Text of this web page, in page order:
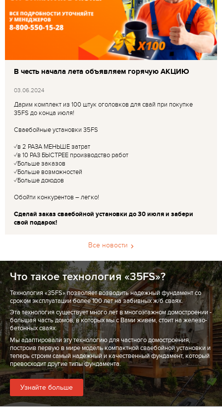
В честь начала лета объявляем горячую АКЦИЮ
03.06.2024
Дарим комплект из 100 штук оголовков для свай при покупке
35FS до конца июля!
Сваебойные установки 35FS
✓в 2 РАЗА МЕНЬШЕ затрат
✓в 10 РАЗ БЫСТРЕЕ производство работ
✓Больше заказов
✓Больше возможностей
✓Больше доходов
Обойти конкурентов – легко!
Сделай заказ сваебойной установки до 30 июля и забери
свой подарок!
Все новости
Что такое технология «35FS»?
Технология «35FS» позволяет возводить надежный фундамент со
сроком эксплуатации более 100 лет на забивных ж/б сваях.
Эта технология существует много лет в многоэтажном домостроении -
большая часть домов, в которых мы с Вами живем, стоит на железо-
бетонных сваях.
Мы адаптировали эту технологию для частного домостроения,
построив первую в мире модель компактной сваебойной установки и
теперь строим самый надежный и качественный фундамент, который
превосходит другие типы фундамента.
Узнайте больше